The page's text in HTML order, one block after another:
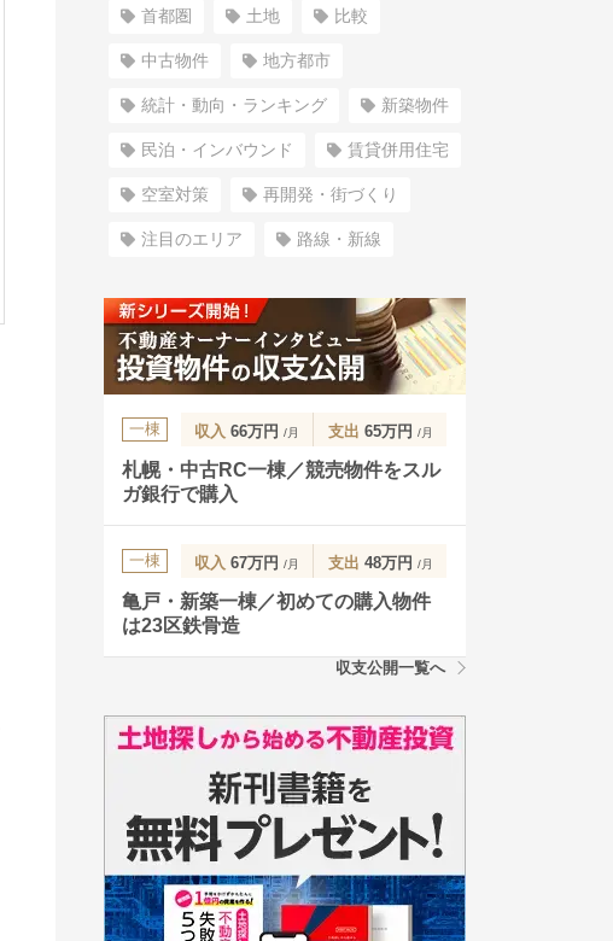
首都圏 土地 比較
中古物件 地方都市
統計・動向・ランキング 新築物件
民泊・インバウンド 賃貸併用住宅
空室対策 再開発・街づくり
注目のエリア 路線・新線
一棟 収入 66万円 /月 支出 65万円 /月
札幌・中古RC一棟／競売物件をスル
ガ銀行で購入
一棟 収入 67万円 /月 支出 48万円 /月
亀戸・新築一棟／初めての購入物件
は23区鉄骨造
収支公開一覧へ